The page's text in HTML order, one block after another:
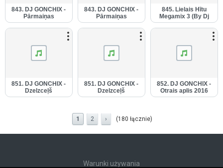
843. DJ GONCHIX -
Pārmaiņas
(09.01.2016.) (1).mp3
843. DJ GONCHIX -
Pārmaiņas
(09.01.2016.).mp3
845. Lielais Hītu
Megamix 3 (By Dj
Gonchix -
29.01.2016.).mp3
851. DJ GONCHIX -
Dzelzceļš
(18.04.2016.) (1).mp3
851. DJ GONCHIX -
Dzelzceļš
(18.04.2016.).mp3
852. DJ GONCHIX -
Otrais aplis 2016
(19.04.2016.) (1).mp3
1 2 › (180 łącznie)
Warunki używania